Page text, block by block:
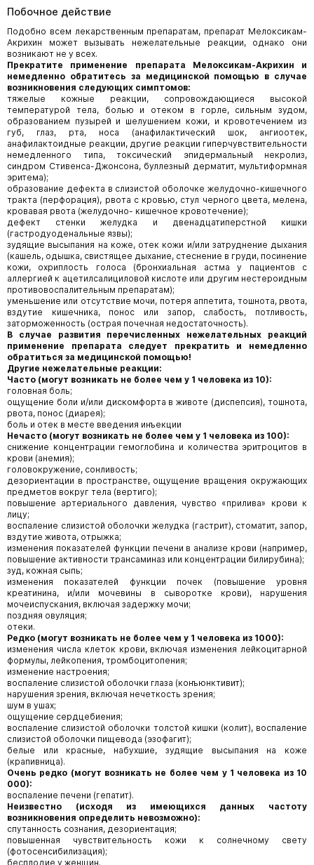
Побочное действие
Подобно всем лекарственным препаратам, препарат Мелоксикам-
Акрихин может вызывать нежелательные реакции, однако они
возникают не у всех.
Прекратите применение препарата Мелоксикам-Акрихин и
немедленно обратитесь за медицинской помощью в случае
возникновения следующих симптомов:
тяжелые кожные реакции, сопровождающиеся высокой
температурой тела, болью и отеком в горле, сильным зудом,
образованием пузырей и шелушением кожи, и кровотечением из
губ, глаз, рта, носа (анафилактический шок, ангиоотек,
анафилактоидные реакции, другие реакции гиперчувствительности
немедленного типа, токсический эпидермальный некролиз,
синдром Стивенса-Джонсона, буллезный дерматит, мультиформная
эритема);
образование дефекта в слизистой оболочке желудочно-кишечного
тракта (перфорация), рвота с кровью, стул черного цвета, мелена,
кровавая рвота (желудочно- кишечное кровотечение);
дефект стенки желудка и двенадцатиперстной кишки
(гастродуоденальные язвы);
зудящие высыпания на коже, отек кожи и/или затруднение дыхания
(кашель, одышка, свистящее дыхание, стеснение в груди, посинение
кожи, охриплость голоса (бронхиальная астма у пациентов с
аллергией к ацетилсалициловой кислоте или другим нестероидным
противовоспалительным препаратам);
уменьшение или отсутствие мочи, потеря аппетита, тошнота, рвота,
вздутие кишечника, понос или запор, слабость, потливость,
заторможенность (острая почечная недостаточность).
В случае развития перечисленных нежелательных реакций
применение препарата следует прекратить и немедленно
обратиться за медицинской помощью!
Другие нежелательные реакции:
Часто (могут возникать не более чем у 1 человека из 10):
головная боль;
ощущение боли и/или дискомфорта в животе (диспепсия), тошнота,
рвота, понос (диарея);
боль и отек в месте введения инъекции
Нечасто (могут возникать не более чем у 1 человека из 100):
снижение концентрации гемоглобина и количества эритроцитов в
крови (анемия);
головокружение, сонливость;
дезориентации в пространстве, ощущение вращения окружающих
предметов вокруг тела (вертиго);
повышение артериального давления, чувство «прилива» крови к
лицу;
воспаление слизистой оболочки желудка (гастрит), стоматит, запор,
вздутие живота, отрыжка;
изменения показателей функции печени в анализе крови (например,
повышение активности трансаминаз или концентрации билирубина);
зуд, кожная сыпь;
изменения показателей функции почек (повышение уровня
креатинина, и/или мочевины в сыворотке крови), нарушения
мочеиспускания, включая задержку мочи;
поздняя овуляция;
отеки.
Редко (могут возникать не более чем у 1 человека из 1000):
изменения числа клеток крови, включая изменения лейкоцитарной
формулы, лейкопения, тромбоцитопения;
изменение настроения;
воспаление слизистой оболочки глаза (конъюнктивит);
нарушения зрения, включая нечеткость зрения;
шум в ушах;
ощущение сердцебиения;
воспаление слизистой оболочки толстой кишки (колит), воспаление
слизистой оболочки пищевода (эзофагит);
белые или красные, набухшие, зудящие высыпания на коже
(крапивница).
Очень редко (могут возникать не более чем у 1 человека из 10
000):
воспаление печени (гепатит).
Неизвестно (исходя из имеющихся данных частоту
возникновения определить невозможно):
спутанность сознания, дезориентация;
повышенная чувствительность кожи к солнечному свету
(фотосенсибилизация);
бесплодие у женщин.